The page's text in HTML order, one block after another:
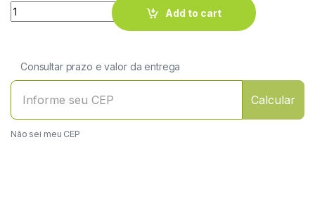
Quantity
Add to cart
Consultar prazo e valor da entrega
Calcular
Não sei meu CEP